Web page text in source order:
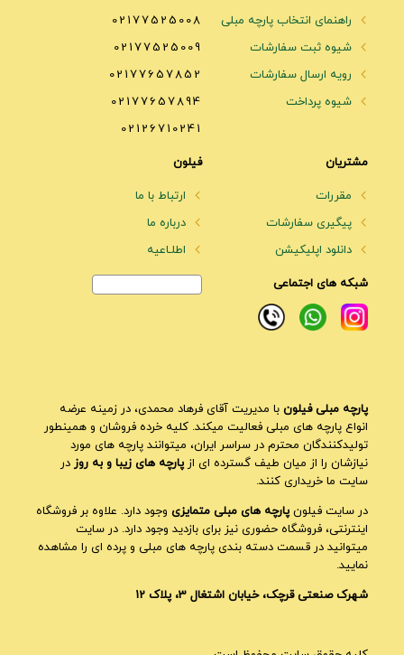
راهنمای انتخاب پارچه مبلی
شیوه ثبت سفارشات
رویه ارسال سفارشات
شیوه پرداخت
02177525008
02177525009
02177657852
02177657894
02126710241
مشتریان
مقررات
پیگیری سفارشات
دانلود اپلیکیشن
فیلون
ارتباط با ما
درباره ما
اطلـاعیه
شبکه های اجتماعی
پارچه مبلی فیلون با مدیریت آقای فرهاد محمدی، در زمینه عرضه
انواع پارچه های مبلی فعالیت میکند. کلیه خرده فروشان و همینطور
تولیدکنندگان محترم در سراسر ایران، میتوانند پارچه های مورد
نیازشان را از میان طیف گسترده ای ازپارچه های زیبا و به روز در
سایت ما خریداری کنند.
در سایت فیلونپارچه های مبلی متمایزی وجود دارد. علاوه بر فروشگاه
اینترنتی، فروشگاه حضوری نیز برای بازدید وجود دارد. در سایت
میتوانید در قسمت دسته بندی پارچه های مبلی و پرده ای را مشاهده
نمایید.
شهرک صنعتی قرچک، خیابان اشتغال 3، پلاک 12